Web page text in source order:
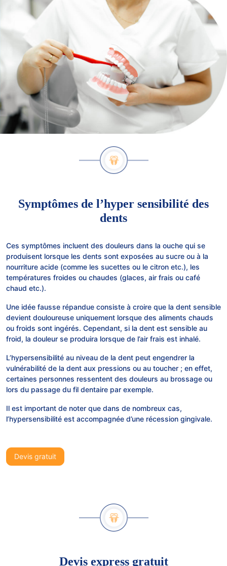
Symptômes de l’hyper sensibilité des
dents
Ces symptômes incluent des douleurs dans la ouche qui se
produisent lorsque les dents sont exposées au sucre ou à la
nourriture acide (comme les sucettes ou le citron etc.), les
températures froides ou chaudes (glaces, air frais ou café
chaud etc.).
Une idée fausse répandue consiste à croire que la dent sensible
devient douloureuse uniquement lorsque des aliments chauds
ou froids sont ingérés. Cependant, si la dent est sensible au
froid, la douleur se produira lorsque de l’air frais est inhalé.
L’hypersensibilité au niveau de la dent peut engendrer la
vulnérabilité de la dent aux pressions ou au toucher ; en effet,
certaines personnes ressentent des douleurs au brossage ou
lors du passage du fil dentaire par exemple.
Il est important de noter que dans de nombreux cas,
l’hypersensibilité est accompagnée d’une récession gingivale.
Devis gratuit
Devis express gratuit